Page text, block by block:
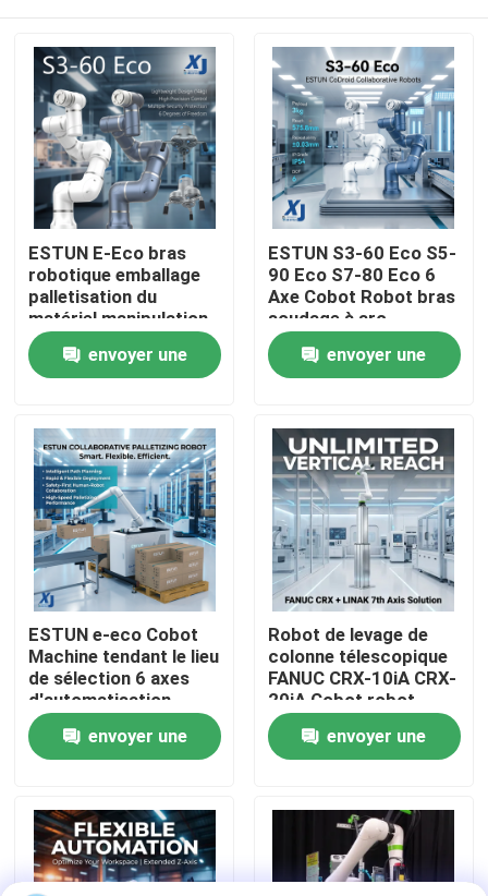
À la maison
Produits
À propos de nous
Visite de l'usine
Contrôle de la qualité
Nous contacter
Blog
Demandez un devis
bras de robot industriel
ESTUN E-Eco bras
robotique emballage
palletisation du
matériel manipulation
robot collaboratif
avec OnRobot Grriper
envoyer une
ESTUN S3-60 Eco S5-
90 Eco S7-80 Eco 6
Axe Cobot Robot bras
soudage à arc
collaboratif robot
CNGBS positionneur
de soudage
envoyer une
ESTUN e-eco Cobot
Machine tendant le lieu
de sélection 6 axes
d'automatisation
industrielle robot
collaboratif de
manutention de
envoyer une
Robot de levage de
colonne télescopique
FANUC CRX-10iA CRX-
20iA Cobot robot
collaboratif de
manutention de
palettes
envoyer une